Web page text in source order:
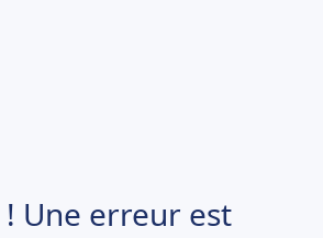
! Une erreur est